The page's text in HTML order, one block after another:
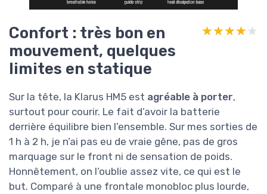
Confort : très bon en
mouvement, quelques
limites en statique
★★★★★
★★★★★
Sur la tête, la Klarus HM5 est agréable à porter,
surtout pour courir. Le fait d’avoir la batterie
derrière équilibre bien l’ensemble. Sur mes sorties de
1 h à 2 h, je n’ai pas eu de vraie gêne, pas de gros
marquage sur le front ni de sensation de poids.
Honnêtement, on l’oublie assez vite, ce qui est le
but. Comparé à une frontale monobloc plus lourde,